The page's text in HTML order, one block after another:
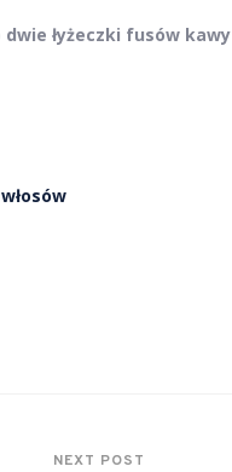
dwie łyżeczki fusów kawy
NEXT POST